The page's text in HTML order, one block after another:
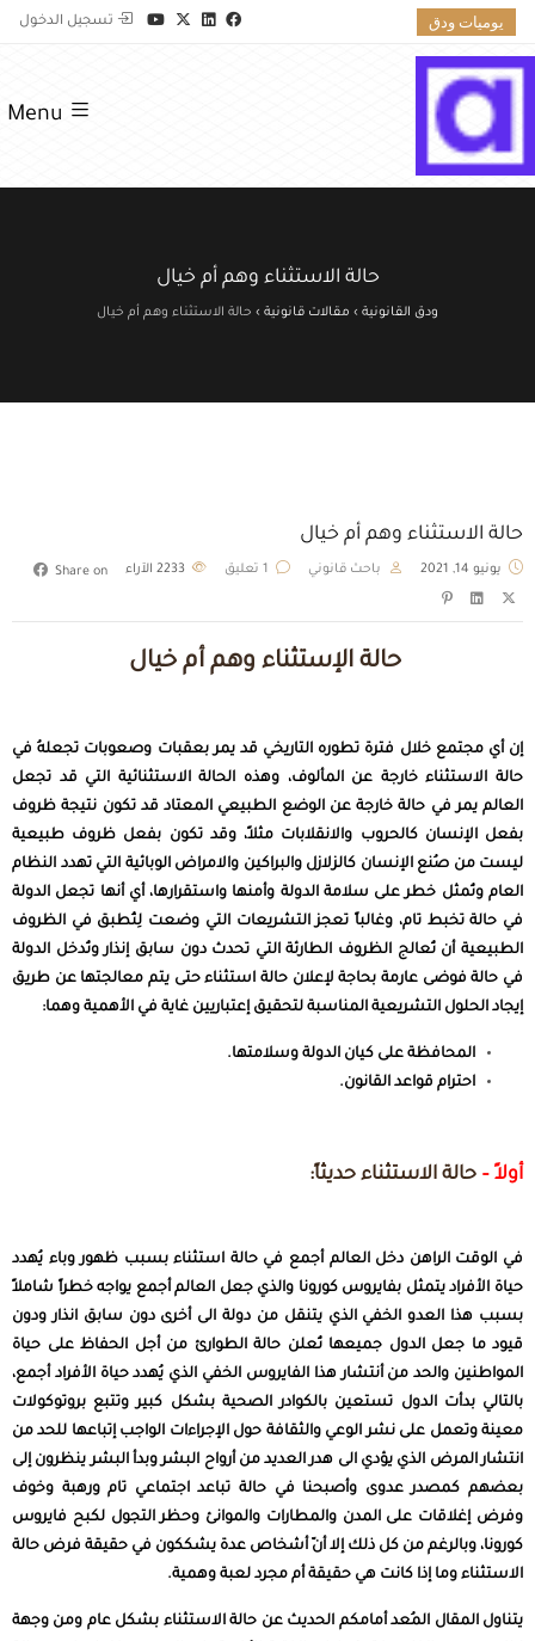
يوميات ودق تسجيل الدخول
Menu
حالة الاستثناء وهم أم خيال
ودق القانونية › مقالات قانونية › حالة الاستثناء وهم أم خيال
حالة الاستثناء وهم أم خيال
يونيو 14, 2021 باحث قانوني 1 تعليق الآراء Share on
حالة الإستثناء وهم أم خيال
إن أي مجتمع خلال فترة تطوره التاريخي قد يمر بعقبات وصعوبات تجعلهُ في
حالة الاستثناء خارجة عن المألوف، وهذه الحالة الاستثنائية التي قد تجعل
العالم يمر في حالة خارجة عن الوضع الطبيعي المعتاد قد تكون نتيجة ظروف
بفعل الإنسان كالحروب والانقلابات مثلاً، وقد تكون بفعل ظروف طبيعية
ليست من صُنع الإنسان كالزلازل والبراكين والامراض الوبائية التي تهدد النظام
العام وتُمثل خطر على سلامة الدولة وأمنها واستقرارها، أي أنها تجعل الدولة
في حالة تخبط تام، وغالباً تعجز التشريعات التي وضعت لِتُطبق في الظروف
الطبيعية أن تُعالج الظروف الطارئة التي تحدث دون سابق إنذار وتُدخل الدولة
في حالة فوضى عارمة بحاجة لإعلان حالة استثناء حتى يتم معالجتها عن طريق
إيجاد الحلول التشريعية المناسبة لتحقيق إعتباريين غاية في الأهمية وهما:
المحافظة على كيان الدولة وسلامتها.
احترام قواعد القانون.
أولاً – حالة الاستثناء حديثاً:
في الوقت الراهن دخل العالم أجمع في حالة استثناء بسبب ظهور وباء يُهدد
حياة الأفراد يتمثل بفايروس كورونا والذي جعل العالم أجمع يواجه خطراً شاملاً
بسبب هذا العدو الخفي الذي يتنقل من دولة الى أخرى دون سابق انذار ودون
قيود ما جعل الدول جميعها تُعلن حالة الطوارئ من أجل الحفاظ على حياة
المواطنين والحد من أنتشار هذا الفايروس الخفي الذي يُهدد حياة الأفراد أجمع،
بالتالي بدأت الدول تستعين بالكوادر الصحية بشكل كبير وتتبع بروتوكولات
معينة وتعمل على نشر الوعي والثقافة حول الإجراءات الواجب إتباعها للحد من
انتشار المرض الذي يؤدي الى هدر العديد من أرواح البشر وبدأ البشر ينظرون إلى
بعضهم كمصدر عدوى وأصبحنا في حالة تباعد اجتماعي تام ورهبة وخوف
وفرض إغلاقات على المدن والمطارات والموانئ وحظر التجول لكبح فايروس
كورونا، وبالرغم من كل ذلك إلا أنّ أشخاص عدة يشككون في حقيقة فرض حالة
الاستثناء وما إذا كانت هي حقيقة أم مجرد لعبة وهمية.
يتناول المقال المُعد أمامكم الحديث عن حالة الاستثناء بشكل عام ومن وجهة